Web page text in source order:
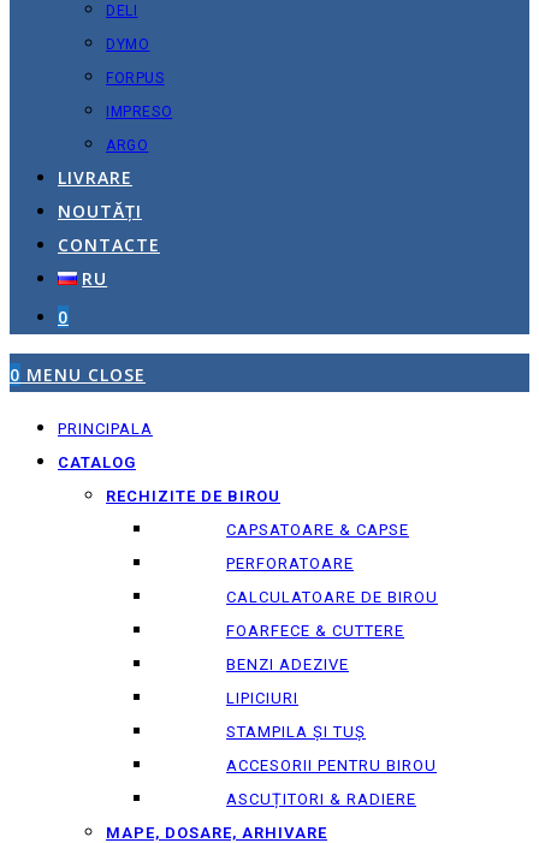
DELI
DYMO
FORPUS
IMPRESO
ARGO
LIVRARE
NOUTĂȚI
CONTACTE
RU
0
0 MENU CLOSE
PRINCIPALA
CATALOG
RECHIZITE DE BIROU
CAPSATOARE & CAPSE
PERFORATOARE
CALCULATOARE DE BIROU
FOARFECE & CUTTERE
BENZI ADEZIVE
LIPICIURI
STAMPILA ȘI TUȘ
ACCESORII PENTRU BIROU
ASCUȚITORI & RADIERE
MAPE, DOSARE, ARHIVARE